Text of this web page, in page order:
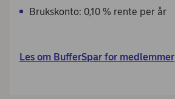
Brukskonto: 0,10 % rente per år
Les om BufferSpar for medlemmer